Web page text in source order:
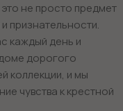
не просто предмет
признательности.
каждый день и
дорогого
коллекции, и мы
чувства к крестной